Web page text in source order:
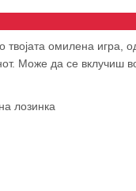
твојата омилена игра,
Може да се вклучиш
лозинка